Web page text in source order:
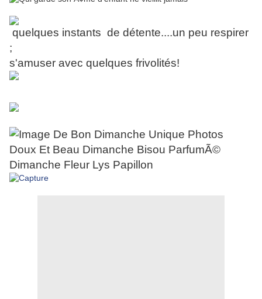
quelques instants de détente....un peu respirer
;
s'amuser avec quelques frivolités!